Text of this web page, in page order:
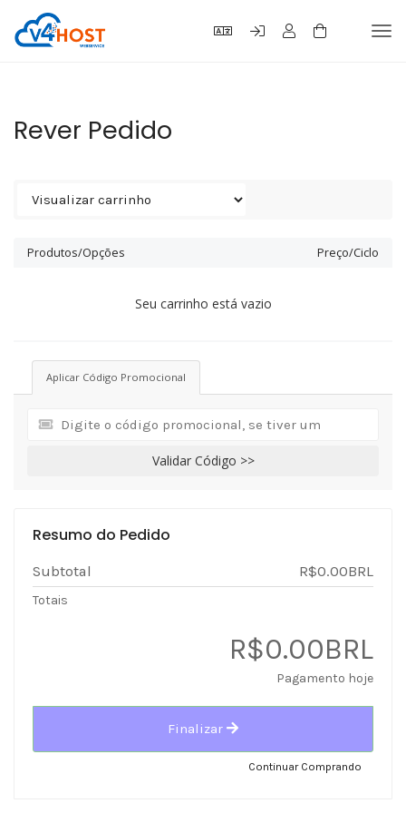
Rever Pedido
Produtos/Opções Preço/Ciclo
Seu carrinho está vazio
Aplicar Código Promocional
Validar Código >>
Resumo do Pedido
Subtotal R$0.00BRL
Totais
R$0.00BRL
Pagamento hoje
Finalizar
Continuar Comprando